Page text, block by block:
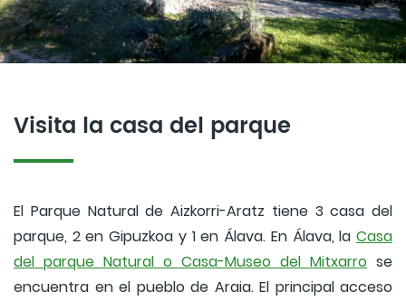
Visita la casa del parque
El Parque Natural de Aizkorri-Aratz tiene 3 casa del
parque, 2 en Gipuzkoa y 1 en Álava. En Álava, la Casa
del parque Natural o Casa-Museo del Mitxarro se
encuentra en el pueblo de Araia. El principal acceso